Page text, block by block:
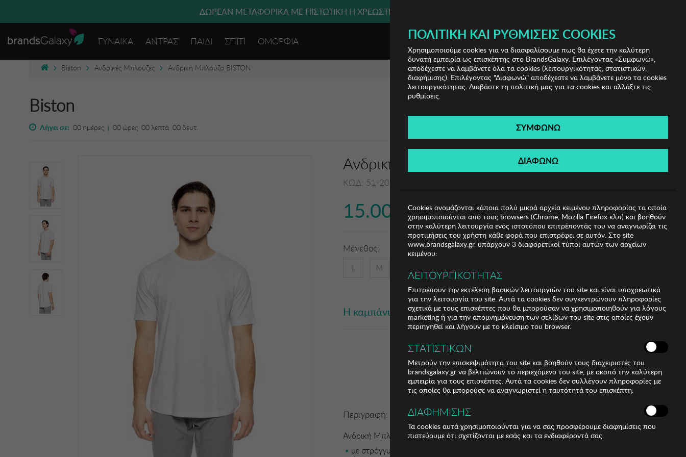
ΔΩΡΕΑΝ ΜΕΤΑΦΟΡΙΚΑ ΜΕ ΠΙΣΤΩΤΙΚΗ Ή ΧΡΕΩΣΤΙΚΗ ΚΑΡΤΑ, PAYPAL & IRIS!
ΓΥΝΑΙΚΑ ΑΝΤΡΑΣ ΠΑΙΔΙ ΣΠΙΤΙ ΟΜΟΡΦΙΑ (0)
Biston Ανδρικές Μπλούζες Ανδρική Μπλούζα BISTON
Biston
Λήγει σε: 00ημέρες | 00 ώρες 00λεπτά 00 δευτ.
Ανδρική Μπλούζα BISTON
ΚΩΔ: 51-206-013001
15.00€
Μέγεθος:
L M
Η καμπάνια έχει λήξει
Περιγραφή:
Ανδρική Μπλούζα BISTON
με στρόγγυλο τύπωμα
ΠΟΛΙΤΙΚΉ ΚΑΙ ΡΥΘΜΊΣΕΙΣ COOKIES
Χρησιμοποιούμε cookies για να διασφαλίσουμε πως θα έχετε την καλύτερη
δυνατή εμπειρία ως επισκέπτης στο BrandsGalaxy. Επιλέγοντας «Συμφωνώ»,
αποδέχεστε να λαμβάνετε όλα τα cookies (λειτουργικότητας, στατιστικών,
διαφήμισης). Επιλέγοντας "Διαφωνώ" αποδέχεστε να λαμβάνετε μόνο τα cookies
λειτουργικότητας. Διαβάστε τη πολιτική μας για τα cookies και αλλάξτε τις
ρυθμίσεις.
ΣΥΜΦΩΝΩ
ΔΙΑΦΩΝΩ
Cookies ονομάζονται κάποια πολύ μικρά αρχεία κειμένου πληροφορίας τα οποία
χρησιμοποιούνται από τους browsers (Chrome, Mozilla Firefox κλπ) και βοηθούν
στην καλύτερη λειτουργία ενός ιστοτόπου επιτρέποντάς του να αναγνωρίζει τις
προτιμήσεις του χρήστη κάθε φορά που επιστρέφει σε αυτόν. Στο site
www.brandsgalaxy.gr, υπάρχουν 3 διαφορετικοί τύποι αυτών των αρχείων
κειμένου:
ΛΕΙΤΟΥΡΓΙΚΟΤΗΤΑΣ
Επιτρέπουν την εκτέλεση βασικών λειτουργιών του site και είναι υποχρεωτικά
για την λειτουργία του site. Αυτά τα cookies δεν συγκεντρώνουν πληροφορίες
σχετικά με τους επισκέπτες που θα μπορούσαν να χρησιμοποιηθούν για λόγους
marketing ή για την απομνημόνευση των σελίδων του site στις οποίες έχουν
περιηγηθεί και λήγουν με το κλείσιμο του browser.
ΣΤΑΤΙΣΤΙΚΩΝ
Μετρούν την επισκεψιμότητα του site και βοηθούν τους διαχειριστές του
brandsgalaxy.gr να βελτιώνουν το περιεχόμενο του site, με σκοπό την καλύτερη
εμπειρία για τους επισκέπτες. Αυτά τα cookies δεν συλλέγουν πληροφορίες με
τις οποίες θα μπορούσε να αναγνωριστεί η ταυτότητά του επισκέπτη.
ΔΙΑΦΗΜΙΣΗΣ
Τα cookies αυτά χρησιμοποιούνται για να σας προσφέρουμε διαφημίσεις που
πιστεύουμε ότι σχετίζονται με εσάς και τα ενδιαφέροντά σας.